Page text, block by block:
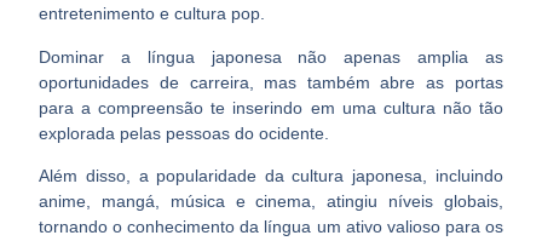
entretenimento e cultura pop.
Dominar a língua japonesa não apenas amplia as
oportunidades de carreira, mas tambémabre as portas
para a compreensão te inserindo em uma cultura não tão
explorada pelas pessoas do ocidente.
Além disso, a popularidade dacultura japonesa, incluindo
anime, mangá, música e cinema,atingiu níveis globais,
tornando o conhecimento da língua um ativo valioso para os